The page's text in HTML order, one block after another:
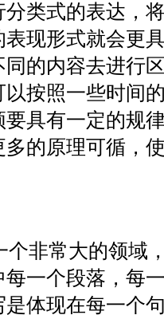
类式的表达，
现形式就会更
的内容去进行
按照一些时间
具有一定的规
的原理可循，
个非常大的领域
一个段落，每
体现在每一个